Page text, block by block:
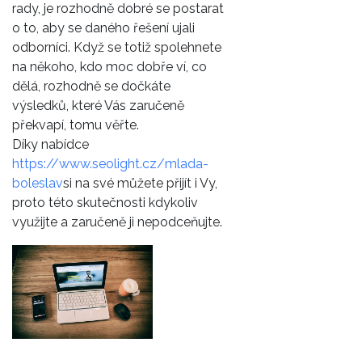
rady, je rozhodně dobré se postarat
o to, aby se daného řešení ujali
odborníci. Když se totiž spolehnete
na někoho, kdo moc dobře ví, co
dělá, rozhodně se dočkáte
výsledků, které Vás zaručeně
překvapí, tomu věřte.
Díky nabídce
https://www.seolight.cz/mlada-
boleslavsi na své můžete přijít i Vy,
proto této skutečnosti kdykoliv
využijte a zaručeně ji nepodceňujte.